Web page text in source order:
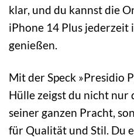
klar, und du kannst die
iPhone 14 Plus jederzeit
genießen.
Mit der Speck »Presidio
Hülle zeigst du nicht nur
seiner ganzen Pracht,
für Qualität und Stil. Du